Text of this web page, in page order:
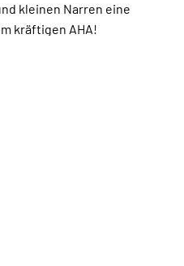
kleinen Narren eine
kräftigen AHA!